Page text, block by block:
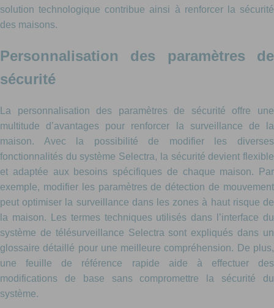
solution technologique contribue ainsi à renforcer la sécurité
des maisons.
Personnalisation des paramètres de
sécurité
La personnalisation des paramètres de sécurité offre une
multitude d’avantages pour renforcer la surveillance de la
maison. Avec la possibilité de modifier les diverses
fonctionnalités du système Selectra, la sécurité devient flexible
et adaptée aux besoins spécifiques de chaque maison. Par
exemple, modifier les paramètres de détection de mouvement
peut optimiser la surveillance dans les zones à haut risque de
la maison. Les termes techniques utilisés dans l’interface du
système de télésurveillance Selectra sont expliqués dans un
glossaire détaillé pour une meilleure compréhension. De plus,
une feuille de référence rapide aide à effectuer des
modifications de base sans compromettre la sécurité du
système.